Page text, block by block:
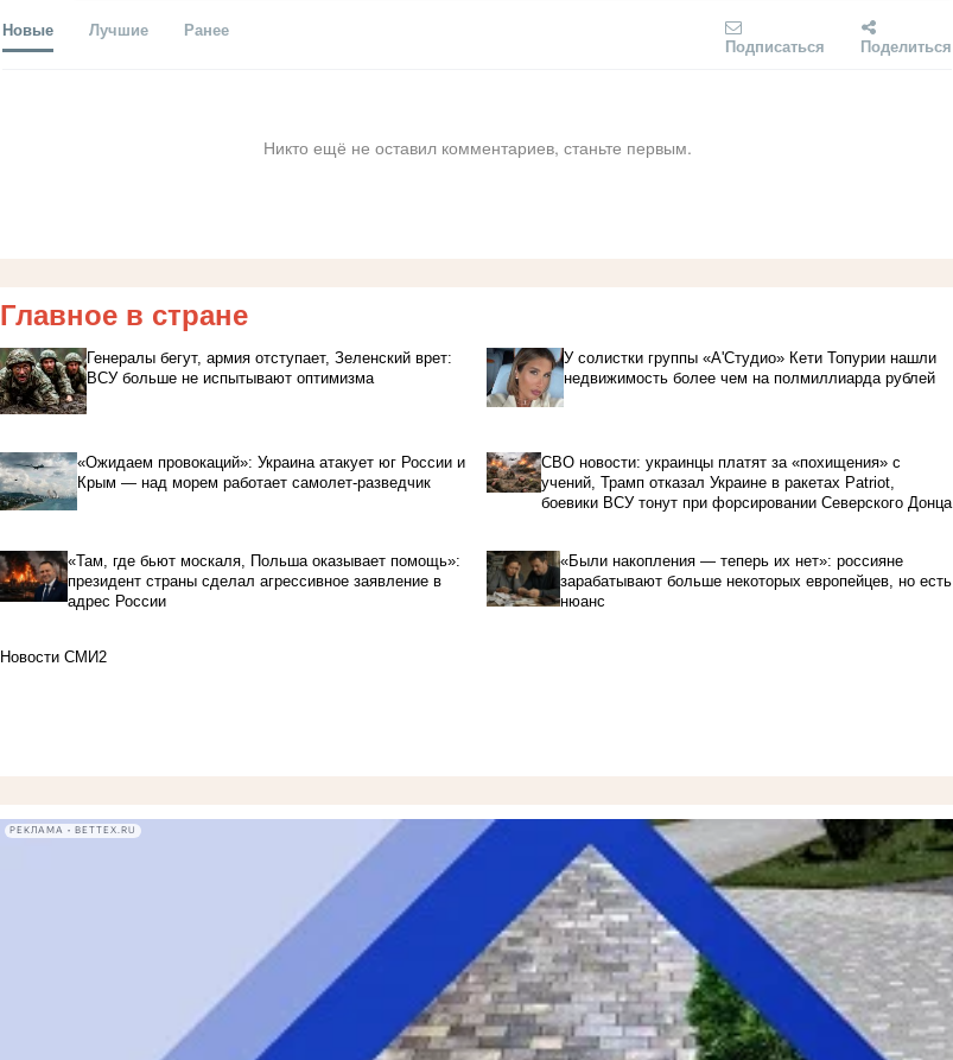
Новые Лучшие Ранее
Подписаться Поделиться
Никто ещё не оставил комментариев, станьте первым.
Главное в стране
Генералы бегут, армия отступает, Зеленский врет:
ВСУ больше не испытывают оптимизма
У солистки группы «А'Студио» Кети Топурии нашли
недвижимость более чем на полмиллиарда рублей
«Ожидаем провокаций»: Украина атакует юг России и
Крым — над морем работает самолет-разведчик
СВО новости: украинцы платят за «похищения» с
учений, Трамп отказал Украине в ракетах Patriot,
боевики ВСУ тонут при форсировании Северского Донца
«Там, где бьют москаля, Польша оказывает помощь»:
президент страны сделал агрессивное заявление в
адрес России
«Были накопления — теперь их нет»: россияне
зарабатывают больше некоторых европейцев, но есть
нюанс
Новости СМИ2
РЕКЛАМА • BETTEX.RU